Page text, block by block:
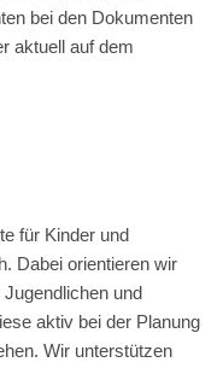
bei den Dokumenten
aktuell auf dem
für Kinder und
Dabei orientieren wir
und
aktiv bei der Planung
Wir unterstützen